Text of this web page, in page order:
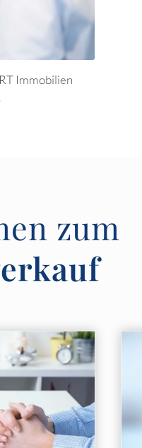
Immobilien
zum